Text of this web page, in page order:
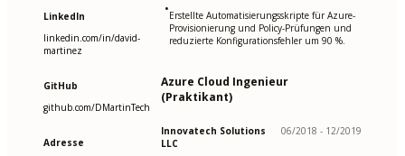
LinkedIn
linkedin.com/in/david-
martinez
GitHub
github.com/DMartinTech
Adresse
•Erstellte Automatisierungsskripte für Azure-
Provisionierung und Policy-Prüfungen und
reduzierte Konfigurationsfehler um 90 %.
Azure Cloud Ingenieur
(Praktikant)
Innovatech Solutions
LLC
06/2018 - 12/2019